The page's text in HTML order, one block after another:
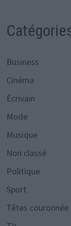
Business
Cinéma
Écrivain
Mode
Musique
Non classé
Politique
Sport
Têtes couronnée